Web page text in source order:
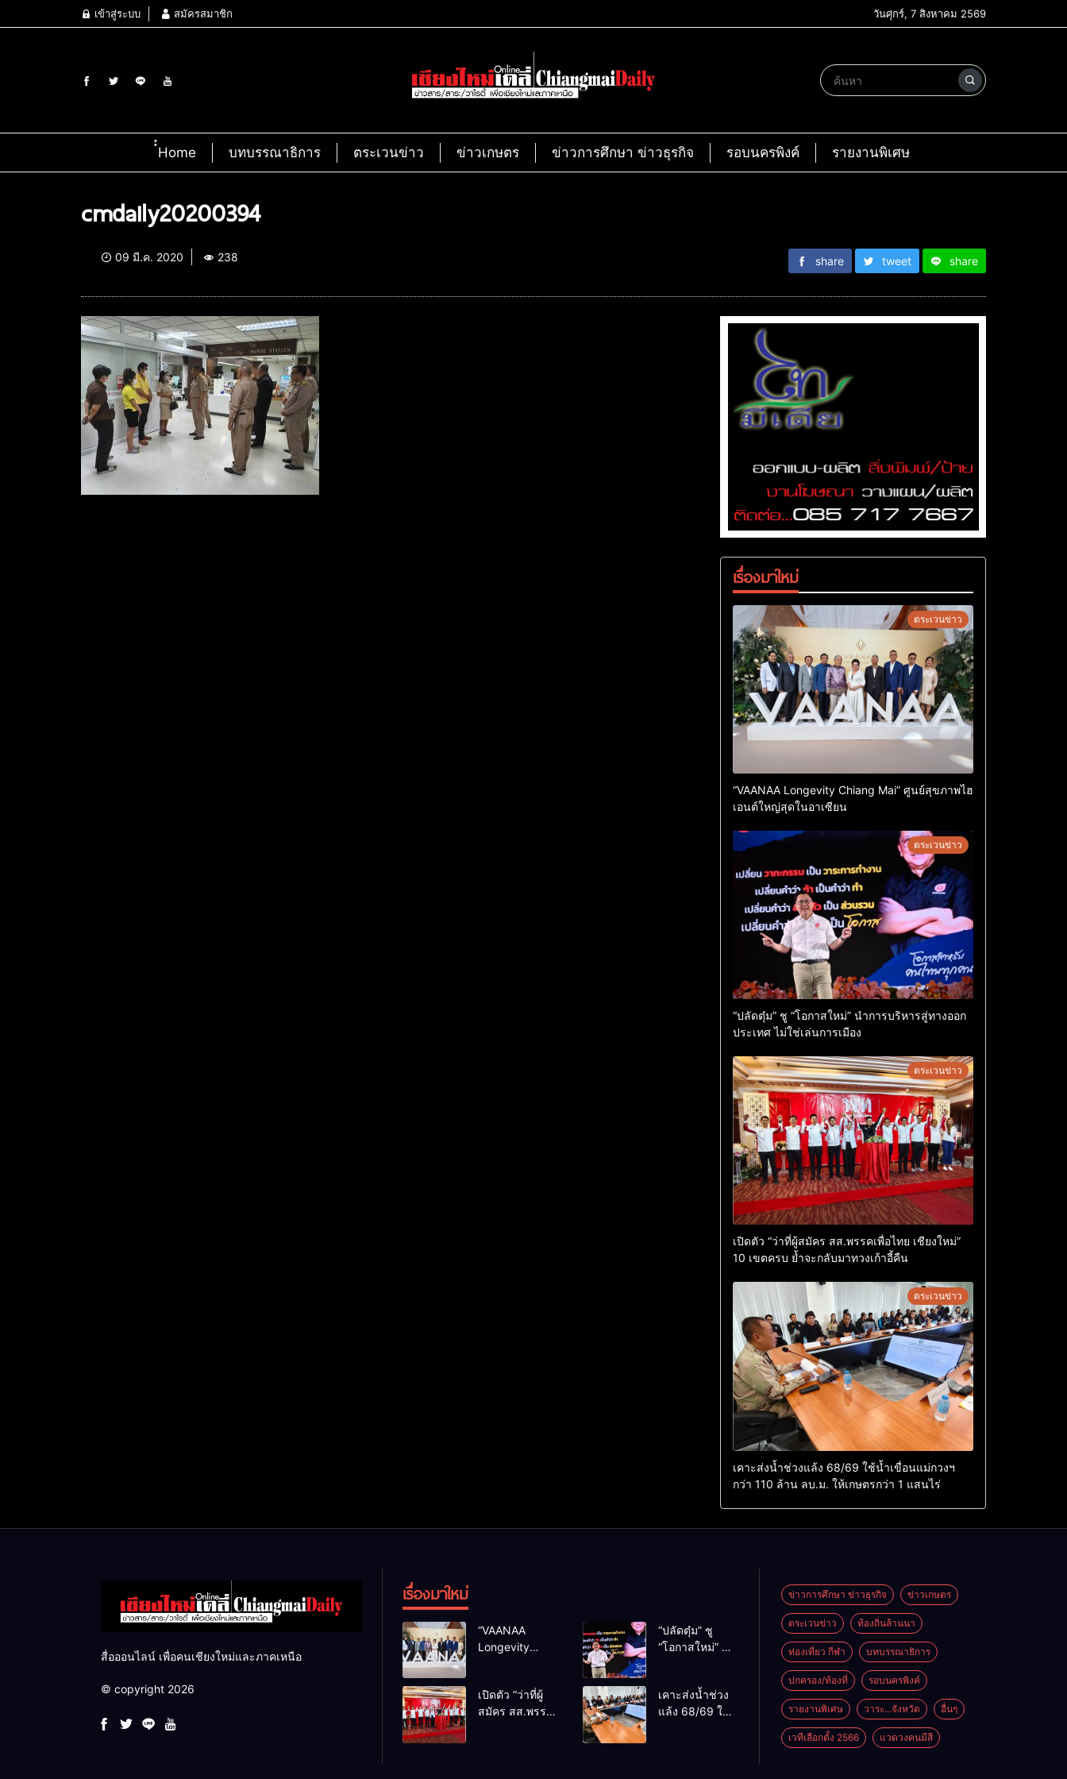
เข้าสู่ระบบ สมัครสมาชิก วันศุกร์, 7 สิงหาคม 2569
๋๋Home บทบรรณาธิการ ตระเวนข่าว ข่าวเกษตร ข่าวการศึกษา ข่าวธุรกิจ รอบนครพิงค์ รายงานพิเศษ
cmdaily20200394
09 มี.ค. 2020 238 share tweet share
เรื่องมาใหม่
ตระเวนข่าว
“VAANAA Longevity Chiang Mai” ศูนย์สุขภาพไฮ
เอนต์ใหญ่สุดในอาเซียน
ตระเวนข่าว
“ปลัดตุ๋ม” ชู “โอกาสใหม่” นำการบริหารสู่ทางออก
ประเทศ ไม่ใช่เล่นการเมือง
ตระเวนข่าว
เปิดตัว “ว่าที่ผู้สมัคร สส.พรรคเพื่อไทย เชียงใหม่”
10 เขตครบ ย้ำจะกลับมาทวงเก้าอี้คืน
ตระเวนข่าว
เคาะส่งน้ำช่วงแล้ง 68/69 ใช้น้ำเขื่อนแม่กวงฯ
กว่า 110 ล้าน ลบ.ม. ให้เกษตรกว่า 1 แสนไร่
สื่อออนไลน์ เพื่อคนเชียงใหม่และภาคเหนือ
© copyright 2026
เรื่องมาใหม่
“VAANAA
Longevity
เอนต์ใหญ่สุดใน
อาเซียน
“ปลัดตุ๋ม” ชู
“โอกาสใหม่” นำ
ไม่ใช่เล่น
การเมือง
เปิดตัว “ว่าที่ผู้
สมัคร สส.พรรค
เคาะส่งน้ำช่วง
แล้ง 68/69 ใช้
ข่าวการศึกษา ข่าวธุรกิจ ข่าวเกษตร
ตระเวนข่าว ท้องถิ่นล้านนา
ท่องเที่ยว กีฬา บทบรรณาธิการ
ปกครอง/ท้องที่ รอบนครพิงค์
รายงานพิเศษ วาระ...จังหวัด อื่นๆ
เวทีเลือกตั้ง 2566 แวดวงคนมีสี